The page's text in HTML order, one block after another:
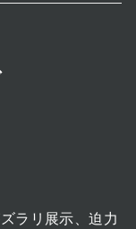
ラリ展示、迫力